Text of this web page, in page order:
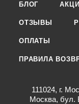
БЛОГ
ОТЗЫВЫ
ОПЛАТЫ
ПРАВИЛА
111024, г.
Москва, бул.